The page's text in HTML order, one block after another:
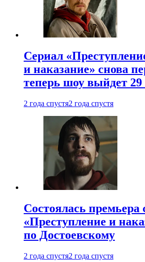
Сериал
и наказание» снова
теперь шоу выйдет 29
2 года спустя2 года спустя
Состоялась премьера
«Преступление и
по Достоевскому
2 года спустя2 года спустя